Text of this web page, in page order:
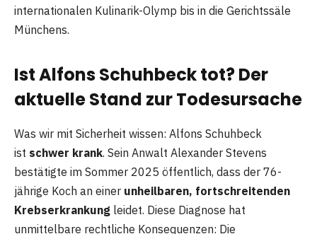
internationalen Kulinarik-Olymp bis in die Gerichtssäle
Münchens.
Ist Alfons Schuhbeck tot? Der
aktuelle Stand zur Todesursache
Was wir mit Sicherheit wissen: Alfons Schuhbeck
ist schwer krank. Sein Anwalt Alexander Stevens
bestätigte im Sommer 2025 öffentlich, dass der 76-
jährige Koch an einer unheilbaren, fortschreitenden
Krebserkrankung leidet. Diese Diagnose hat
unmittelbare rechtliche Konsequenzen: Die